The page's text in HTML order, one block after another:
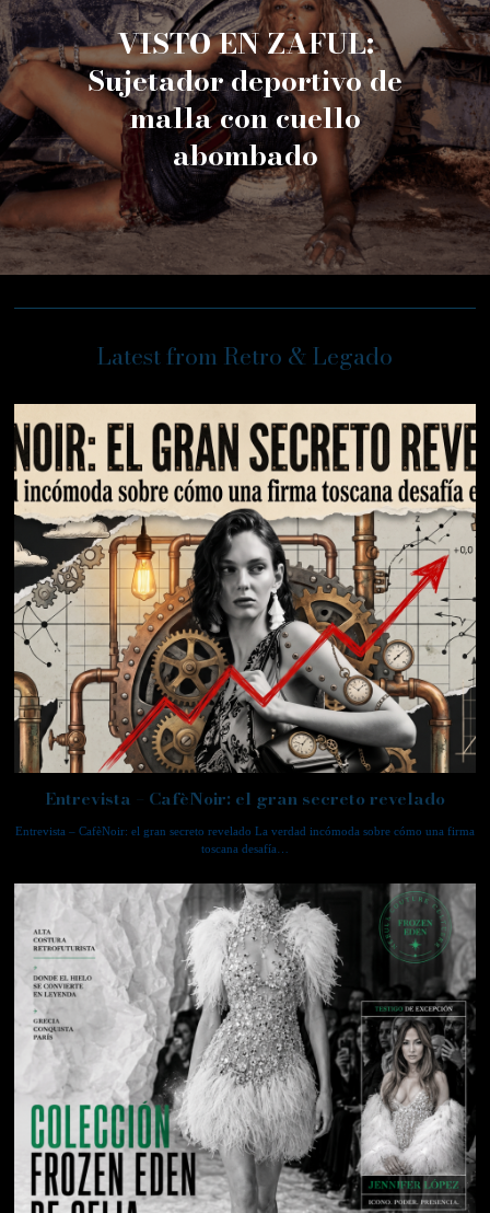
VISTO EN ZAFUL:
Sujetador deportivo de
malla con cuello
abombado
Latest from Retro & Legado
Entrevista – CafèNoir: el gran secreto revelado
Entrevista – CafèNoir: el gran secreto revelado La verdad incómoda sobre cómo una firma
toscana desafía…